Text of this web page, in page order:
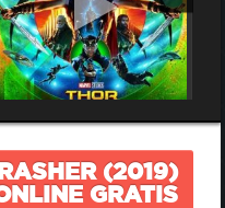
(2019)
GRATIS